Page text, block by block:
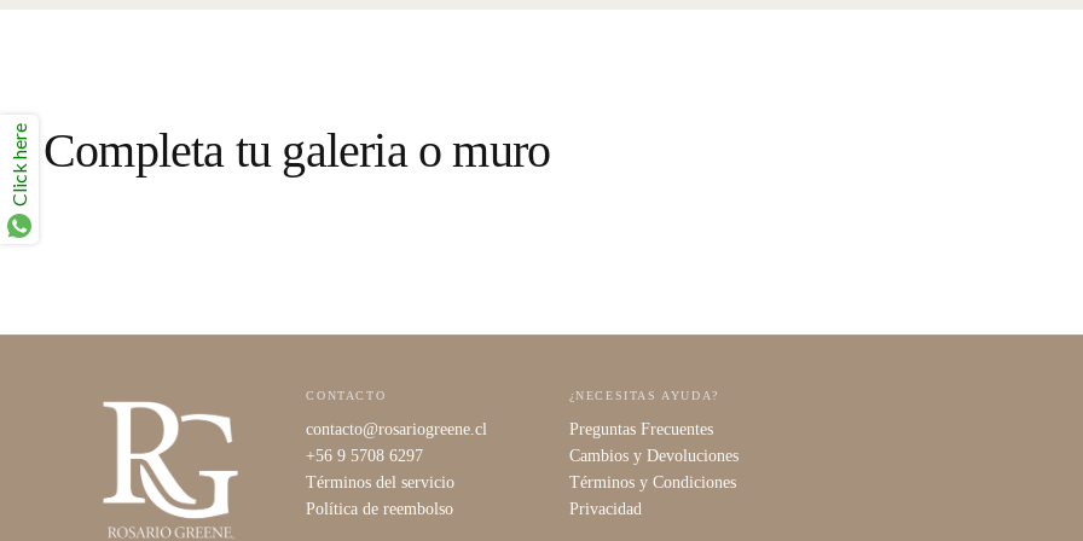
Completa tu galeria o muro
CONTACTO
contacto@rosariogreene.cl
+56 9 5708 6297
Términos del servicio
Política de reembolso
¿NECESITAS AYUDA?
Preguntas Frecuentes
Cambios y Devoluciones
Términos y Condiciones
Privacidad
Click here